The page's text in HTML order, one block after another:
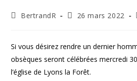
Auteur/autrice
publication :
BertrandR
Publication
26 mars 2022
Si vous désirez rendre un dernier
obsèques seront célébrées mercredi
l’église de Lyons la Forêt.